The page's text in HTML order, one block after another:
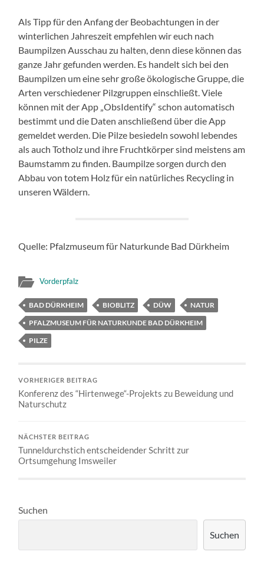
Als Tipp für den Anfang der Beobachtungen in der
winterlichen Jahreszeit empfehlen wir euch nach
Baumpilzen Ausschau zu halten, denn diese können das
ganze Jahr gefunden werden. Es handelt sich bei den
Baumpilzen um eine sehr große ökologische Gruppe, die
Arten verschiedener Pilzgruppen einschließt. Viele
können mit der App „ObsIdentify“ schon automatisch
bestimmt und die Daten anschließend über die App
gemeldet werden. Die Pilze besiedeln sowohl lebendes
als auch Totholz und ihre Fruchtkörper sind meistens am
Baumstamm zu finden. Baumpilze sorgen durch den
Abbau von totem Holz für ein natürliches Recycling in
unseren Wäldern.
Quelle: Pfalzmuseum für Naturkunde Bad Dürkheim
Vorderpfalz
BAD DÜRKHEIM BIOBLITZ DÜW
NATUR
PFALZMUSEUM FÜR NATURKUNDE BAD DÜRKHEIM
PILZE
VORHERIGER BEITRAG
Konferenz des “Hirtenwege“-Projekts zu Beweidung und
Naturschutz
NÄCHSTER BEITRAG
Tunneldurchstich entscheidender Schritt zur
Ortsumgehung Imsweiler
Suchen
Suchen